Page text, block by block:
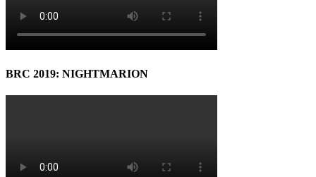
BRC 2019: NIGHTMARION